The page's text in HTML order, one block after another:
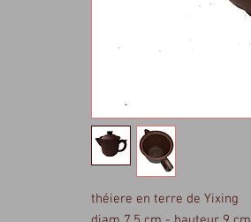
théiere en terre de Yixing